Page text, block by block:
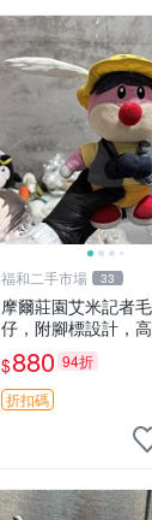
福和二手市場 33
摩爾莊園艾米記者
仔，附腳標設計，
分，全新未拆封，限
藏。艾米記者 毛絨公
萌玩偶
$880 94折
折扣碼